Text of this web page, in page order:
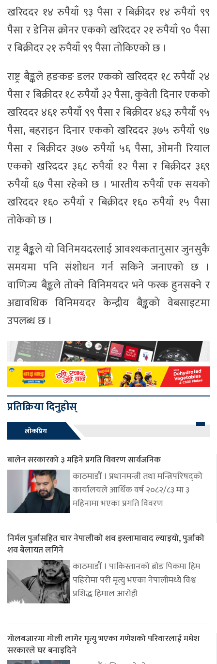
खरिददर १४ रुपैयाँ ९३ पैसा र बिक्रीदर १४ रुपैयाँ ९९
पैसा र डेनिस क्रोनर एकको खरिददर २१ रुपैयाँ ९० पैसा
र बिक्रीदर २१ रुपैयाँ ९९ पैसा तोकिएको छ ।
राष्ट्र बैङ्कले हङकङ डलर एकको खरिददर १८ रुपैयाँ २४
पैसा र बिक्रीदर १८ रुपैयाँ ३२ पैसा, कुवेती दिनार एकको
खरिददर ४६१ रुपैयाँ ९९ पैसा र बिक्रीदर ४६३ रुपैयाँ ९५
पैसा, बहराइन दिनार एकको खरिददर ३७५ रुपैयाँ ९७
पैसा र बिक्रीदर ३७७ रुपैयाँ ५६ पैसा, ओमनी रियाल
एकको खरिददर ३६८ रुपैयाँ १२ पैसा र बिक्रीदर ३६९
रुपैयाँ ६७ पैसा रहेको छ । भारतीय रुपैयाँ एक सयको
खरिददर १६० रुपैयाँ र बिक्रीदर १६० रुपैयाँ १५ पैसा
तोकेको छ ।
राष्ट्र बैङ्कले यो विनिमयदरलाई आवश्यकतानुसार जुनसुकै
समयमा पनि संशोधन गर्न सकिने जनाएको छ ।
वाणिज्य बैङ्कले तोक्ने विनिमयदर भने फरक हुनसक्ने र
अद्यावधिक विनिमयदर केन्द्रीय बैङ्कको वेबसाइटमा
उपलब्ध छ ।
प्रतिक्रिया दिनुहोस्
लोकप्रिय
बालेन सरकारको ३ महिने प्रगति विवरण सार्वजनिक
काठमाडौं । प्रधानमन्त्री तथा मन्त्रिपरिषद्को
कार्यालयले आर्थिक वर्ष २०८२/८३ मा ३
महिनामा भएका प्रगति विवरण
निर्मल पुर्जासहित चार नेपालीको शव इस्लामावाद ल्याइयो, पुर्जाको
शव बेलायत लगिने
काठमाडौं । पाकिस्तानको ब्रोड पिकमा हिम
पहिरोमा परी मृत्यु भएका नेपालीमध्ये विश्व
प्रशिद्ध हिमाल आरोही
गोलबजारमा गोली लागेर मृत्यु भएका गणेशको परिवारलाई मधेश
सरकारले घर बनाइदिने